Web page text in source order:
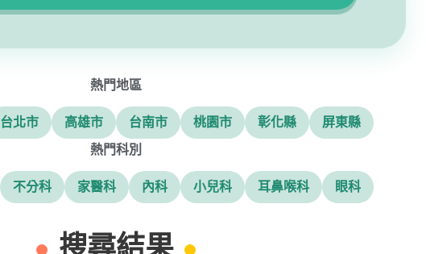
熱門地區
台北市 高雄市 台南市 桃園市 彰化縣
屏東縣
熱門科別
不分科 家醫科 內科 小兒科 耳鼻喉科 眼科
搜尋結果